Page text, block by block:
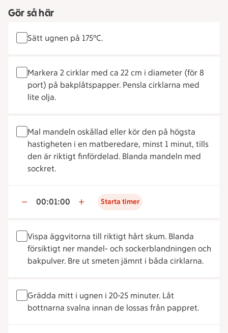
Gör så här
Sätt ugnen på 175°C.
Markera 2 cirklar med ca 22 cm i diameter (för 8
port) på bakplåtspapper. Pensla cirklarna med
lite olja.
Mal mandeln oskållad eller kör den på högsta
hastigheten i en matberedare, minst 1 minut, tills
den är riktigt finfördelad. Blanda mandeln med
sockret.
00:01:00 Starta timer
Vispa äggvitorna till riktigt hårt skum. Blanda
försiktigt ner mandel- och sockerblandningen och
bakpulver. Bre ut smeten jämnt i båda cirklarna.
Grädda mitt i ugnen i 20-25 minuter. Låt
bottnarna svalna innan de lossas från pappret.